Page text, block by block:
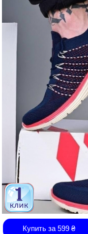
Купить за 599₴